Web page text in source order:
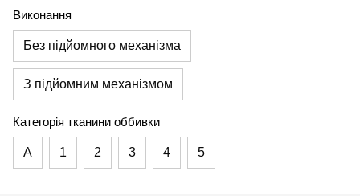
Виконання
Без підйомного механізма
З підйомним механізмом
Категорія тканини оббивки
А 1 2 3 4 5